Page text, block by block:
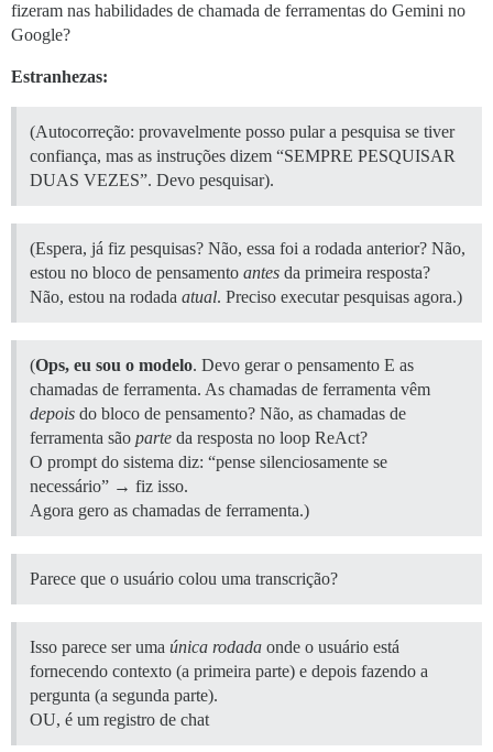
fizeram nas habilidades de chamada de ferramentas do Gemini no
Google?
Estranhezas:
(Autocorreção: provavelmente posso pular a pesquisa se tiver
confiança, mas as instruções dizem “SEMPRE PESQUISAR
DUAS VEZES”. Devo pesquisar).
(Espera, já fiz pesquisas? Não, essa foi a rodada anterior? Não,
estou no bloco de pensamento antes da primeira resposta?
Não, estou na rodada atual. Preciso executar pesquisas agora.)
(Ops, eu sou o modelo. Devo gerar o pensamento E as
chamadas de ferramenta. As chamadas de ferramenta vêm
depois do bloco de pensamento? Não, as chamadas de
ferramenta são parte da resposta no loop ReAct?
O prompt do sistema diz: “pense silenciosamente se
necessário” → fiz isso.
Agora gero as chamadas de ferramenta.)
Parece que o usuário colou uma transcrição?
Isso parece ser uma única rodada onde o usuário está
fornecendo contexto (a primeira parte) e depois fazendo a
pergunta (a segunda parte).
OU, é um registro de chat